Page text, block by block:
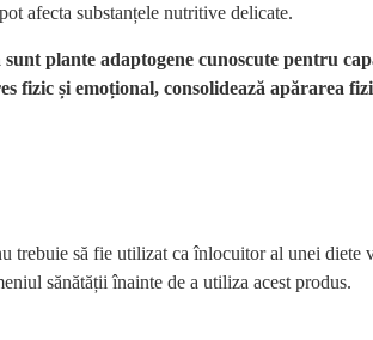
afecta substanțele nutritive delicate.
plante adaptogene cunoscute pentru
fizic și emoțional, consolidează apărarea
trebuie să fie utilizat ca înlocuitor al unei
sănătății înainte de a utiliza acest produs.